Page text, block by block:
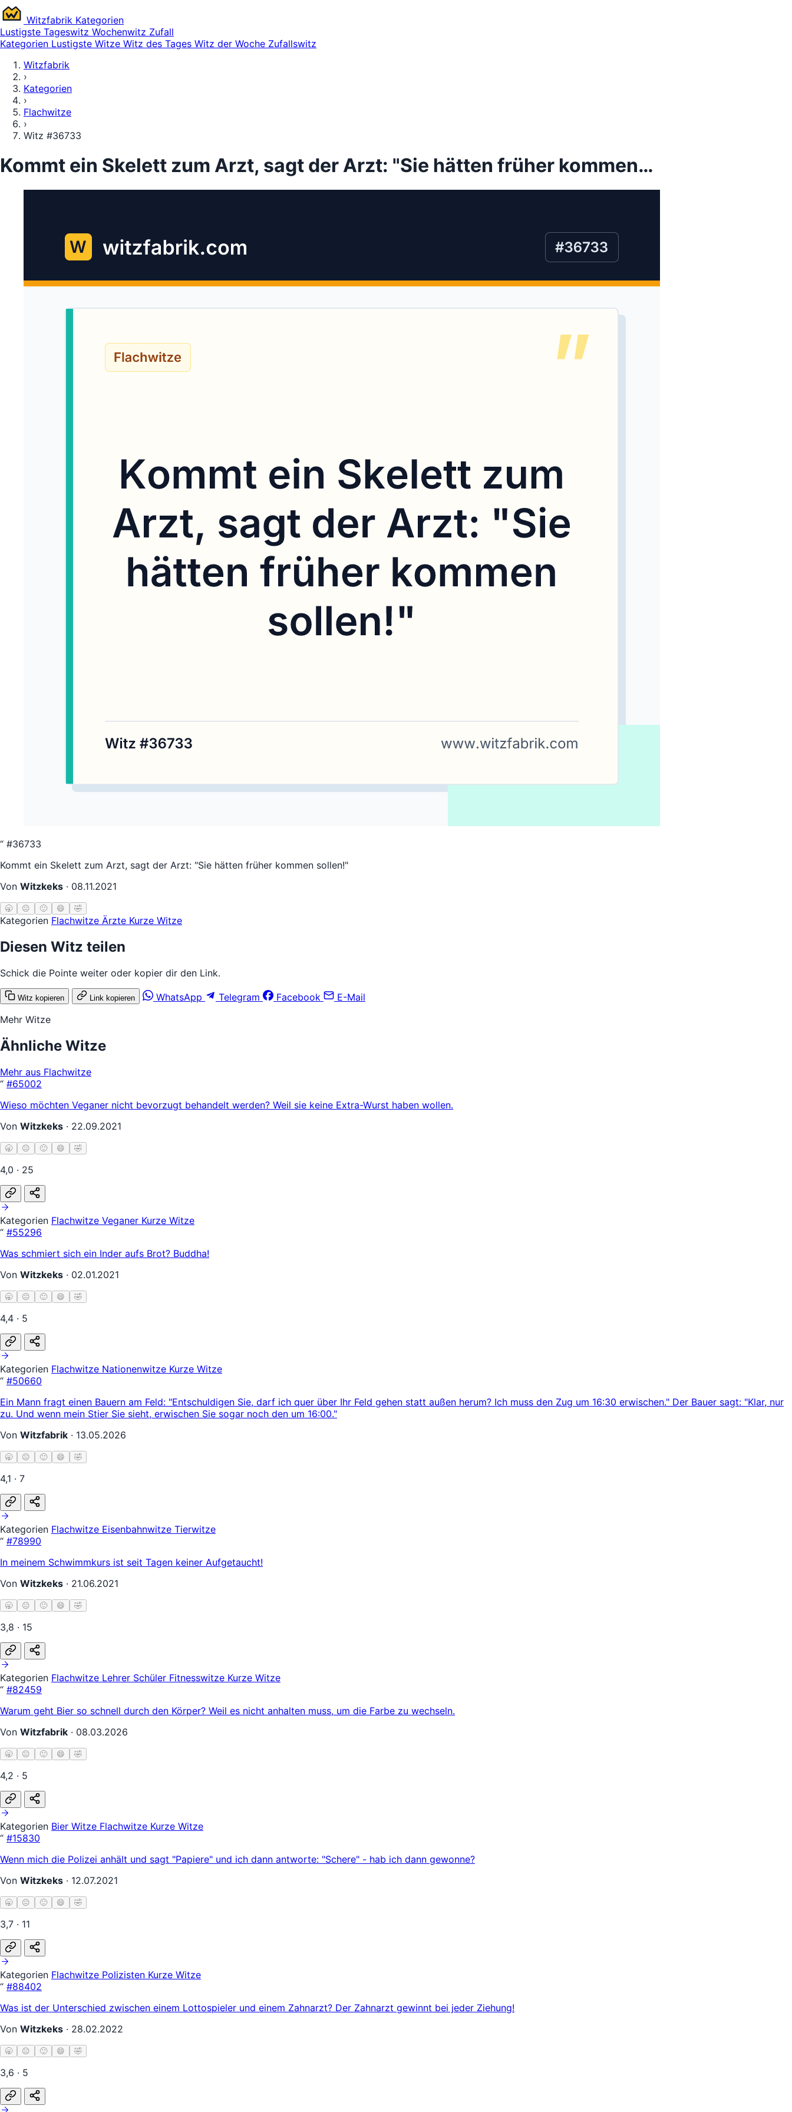
Witzfabrik Kategorien
Lustigste Tageswitz Wochenwitz Zufall
Kategorien Lustigste Witze Witz des Tages Witz der Woche Zufallswitz
Witzfabrik
›
Kategorien
›
Flachwitze
›
Witz #36733
Kommt ein Skelett zum Arzt, sagt der Arzt: "Sie hätten früher kommen…
“ #36733
Kommt ein Skelett zum Arzt, sagt der Arzt: "Sie hätten früher kommen sollen!"
Von Witzkeks · 08.11.2021
🥱 😐 🙂 😄 🤣
Kategorien Flachwitze Ärzte Kurze Witze
Diesen Witz teilen
Schick die Pointe weiter oder kopier dir den Link.
Witz kopieren Link kopieren WhatsApp Telegram Facebook
E-Mail
Mehr Witze
Ähnliche Witze
Mehr aus Flachwitze
“ #65002
Wieso möchten Veganer nicht bevorzugt behandelt werden? Weil sie keine Extra-Wurst haben wollen.
Von Witzkeks · 22.09.2021
🥱 😐 🙂 😄 🤣
4,0 · 25
Kategorien Flachwitze Veganer Kurze Witze
“ #55296
Was schmiert sich ein Inder aufs Brot? Buddha!
Von Witzkeks · 02.01.2021
🥱 😐 🙂 😄 🤣
4,4 · 5
Kategorien Flachwitze Nationenwitze Kurze Witze
“ #50660
Ein Mann fragt einen Bauern am Feld: "Entschuldigen Sie, darf ich quer über Ihr Feld gehen statt außen herum? Ich muss den Zug um 16:30 erwischen." Der Bauer sagt: "Klar, nur
zu. Und wenn mein Stier Sie sieht, erwischen Sie sogar noch den um 16:00."
Von Witzfabrik · 13.05.2026
🥱 😐 🙂 😄 🤣
4,1 · 7
Kategorien Flachwitze Eisenbahnwitze Tierwitze
“ #78990
In meinem Schwimmkurs ist seit Tagen keiner Aufgetaucht!
Von Witzkeks · 21.06.2021
🥱 😐 🙂 😄 🤣
3,8 · 15
Kategorien Flachwitze Lehrer Schüler Fitnesswitze Kurze Witze
“ #82459
Warum geht Bier so schnell durch den Körper? Weil es nicht anhalten muss, um die Farbe zu wechseln.
Von Witzfabrik · 08.03.2026
🥱 😐 🙂 😄 🤣
4,2 · 5
Kategorien Bier Witze Flachwitze Kurze Witze
“ #15830
Wenn mich die Polizei anhält und sagt "Papiere" und ich dann antworte: "Schere" - hab ich dann gewonne?
Von Witzkeks · 12.07.2021
🥱 😐 🙂 😄 🤣
3,7 · 11
Kategorien Flachwitze Polizisten Kurze Witze
“ #88402
Was ist der Unterschied zwischen einem Lottospieler und einem Zahnarzt? Der Zahnarzt gewinnt bei jeder Ziehung!
Von Witzkeks · 28.02.2022
🥱 😐 🙂 😄 🤣
3,6 · 5